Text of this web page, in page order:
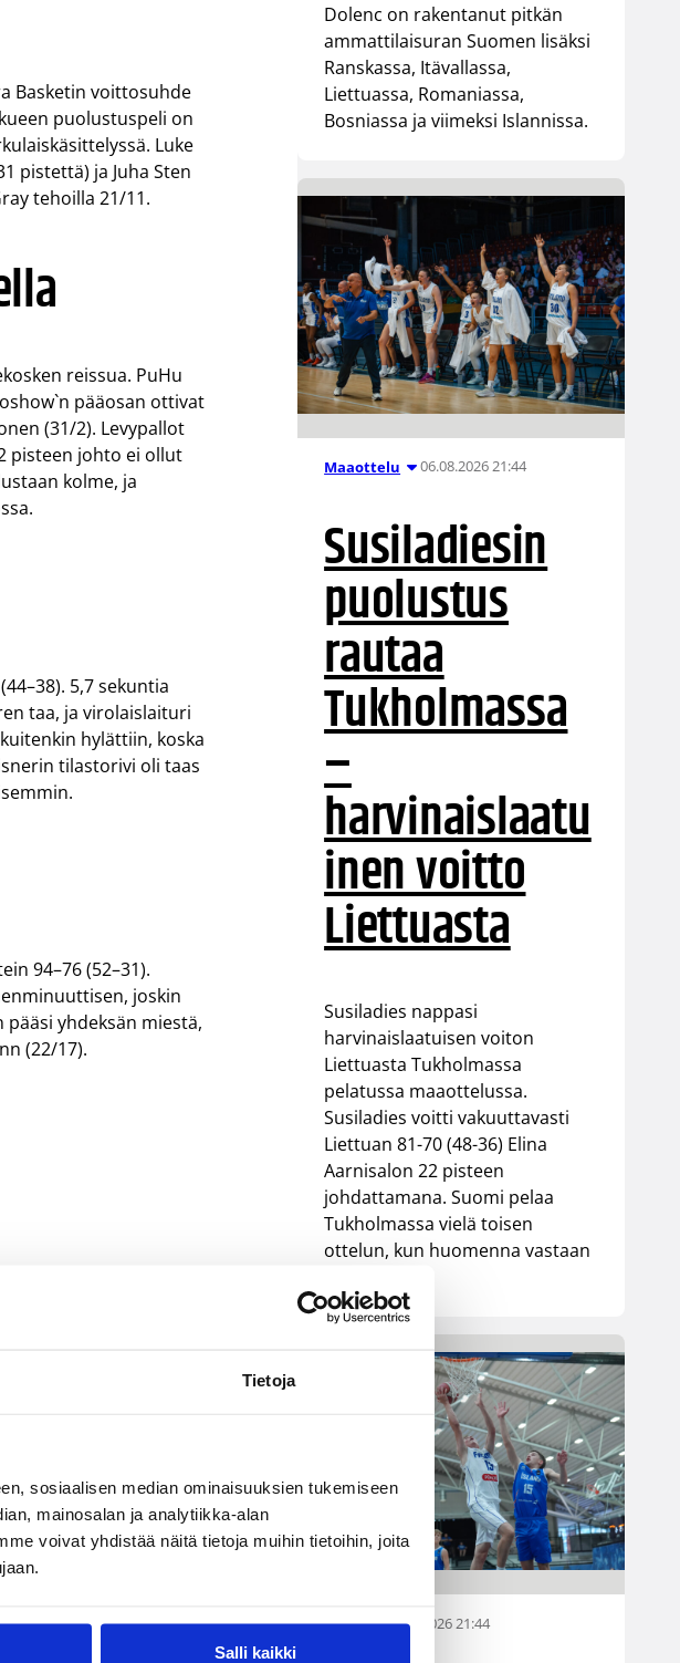
Tietoja
sosiaalisen median ominaisuuksien tukemiseen
mainosalan ja analytiikka-alan
voivat yhdistää näitä tietoja muihin tietoihin, joita
Salli kaikki
Basketin voittosuhde
puolustuspeli on
Luke
pistettä) ja Juha Sten
tehoilla 21/11.
reissua. PuHu
pääosan ottivat
(31/2). Levypallot
pisteen johto ei ollut
kolme, ja
5,7 sekuntia
taa, ja virolaislaituri
hylättiin, koska
tilastorivi oli taas
94–76 (52–31).
joskin
yhdeksän miestä,
(22/17).
Petri Virtanen
Dolenc on rakentanut pitkän
ammattilaisuran Suomen lisäksi
Ranskassa, Itävallassa,
Liettuassa, Romaniassa,
Bosniassa ja viimeksi Islannissa.
Maaottelu 06.08.2026 21:44
Susiladiesin
puolustus
rautaa
Tukholmassa
–
harvinaislaatu
inen voitto
Liettuasta
Susiladies nappasi
harvinaislaatuisen voiton
Liettuasta Tukholmassa
pelatussa maaottelussa.
Susiladies voitti vakuuttavasti
Liettuan 81-70 (48-36) Elina
Aarnisalon 22 pisteen
johdattamana. Suomi pelaa
Tukholmassa vielä toisen
ottelun, kun huomenna vastaan
MU15 06.08.2026 21:44